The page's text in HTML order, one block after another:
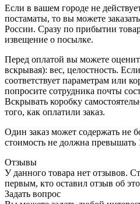
Если в вашем городе не
постаматы, то вы можете
России. Сразу по прибытии
извещение о посылке.
Перед оплатой вы можете
вскрывая): вес, целостность.
соответствует параметрам или
попросите сотрудника почты
Вскрывать коробку
того, как оплатили заказ.
Один заказ может содержать не
стоимость не должна превышать
Отзывы
У данного товара нет отзывов.
первым, кто оставил отзыв об
Задать вопрос